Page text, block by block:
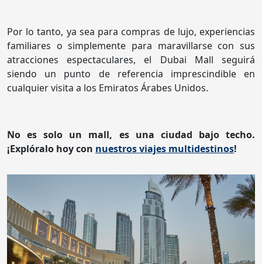
Por lo tanto, ya sea para compras de lujo, experiencias
familiares o simplemente para maravillarse con sus
atracciones espectaculares, el Dubai Mall seguirá
siendo un punto de referencia imprescindible en
cualquier visita a los Emiratos Árabes Unidos.
No es solo un mall, es una ciudad bajo techo.
¡Explóralo hoy con nuestros viajes multidestinos!